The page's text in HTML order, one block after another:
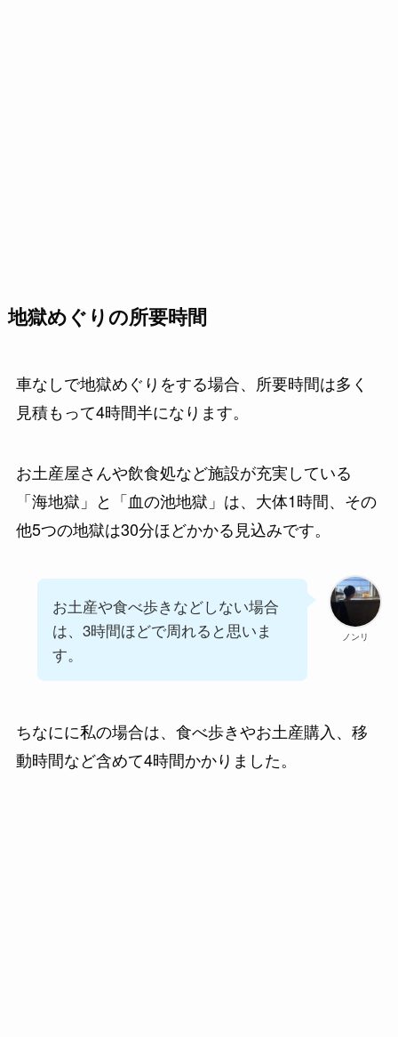
地獄めぐりの所要時間
車なしで地獄めぐりをする場合、所要時間は多く
見積もって4時間半になります。
お土産屋さんや飲食処など施設が充実している
「海地獄」と「血の池地獄」は、大体1時間、その
他5つの地獄は30分ほどかかる見込みです。
ノンリ
お土産や食べ歩きなどしない場合
は、3時間ほどで周れると思いま
す。
ちなにに私の場合は、食べ歩きやお土産購入、移
動時間など含めて4時間かかりました。